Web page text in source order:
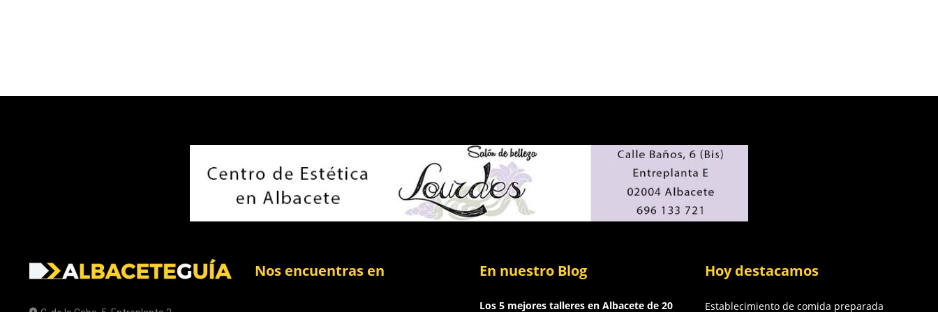
Nos encuentras en En nuestro Blog
Los 5 mejores talleres en Albacete de 20
Hoy destacamos
Establecimiento de comida preparada